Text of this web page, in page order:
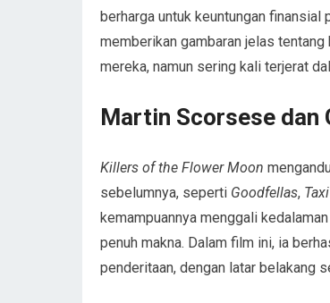
berharga untuk keuntungan
memberikan gambaran jelas tentang
mereka, namun sering kali terjerat
Martin Scorsese dan
Killers of the Flower Moon
sebelumnya, seperti Goodfellas,
kemampuannya menggali
penuh makna. Dalam film ini, ia
penderitaan, dengan latar belakang